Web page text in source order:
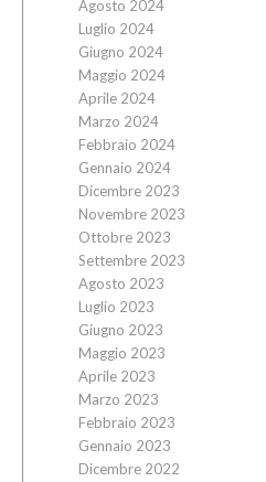
Agosto 2024
Luglio 2024
Giugno 2024
Maggio 2024
Aprile 2024
Marzo 2024
Febbraio 2024
Gennaio 2024
Dicembre 2023
Novembre 2023
Ottobre 2023
Settembre 2023
Agosto 2023
Luglio 2023
Giugno 2023
Maggio 2023
Aprile 2023
Marzo 2023
Febbraio 2023
Gennaio 2023
Dicembre 2022